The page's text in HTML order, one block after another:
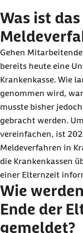
Was gilt bei
Elternzeit?
Wie werden
gemeldet?
Wird gleichzeitig
informiert?
Was ist
Gehen
bereits heute eine
Krankenkasse. Wie
genommen wird,
musste bisher
gebracht werden.
vereinfachen, ist
Meldeverfahren in
die Krankenkassen
einer Elternzeit
Wie
Ende der
gemeldet?